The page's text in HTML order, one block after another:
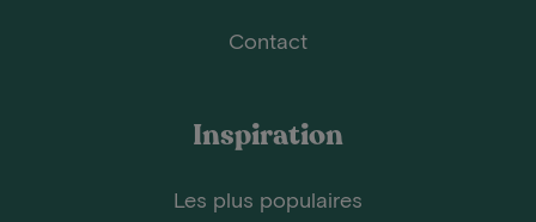
Contact
Inspiration
Les plus populaires